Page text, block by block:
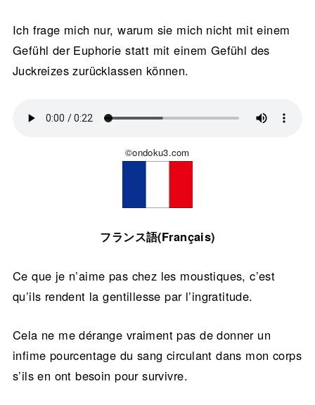
Ich frage mich nur, warum sie mich nicht mit einem
Gefühl der Euphorie statt mit einem Gefühl des
Juckreizes zurücklassen können.
©ondoku3.com
フランス語(Français)
Ce que je n’aime pas chez les moustiques, c’est
qu’ils rendent la gentillesse par l’ingratitude.
Cela ne me dérange vraiment pas de donner un
infime pourcentage du sang circulant dans mon corps
s’ils en ont besoin pour survivre.